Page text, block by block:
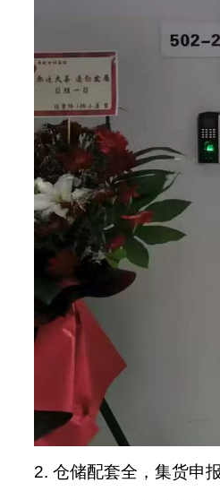
2. 仓储配套全，集货申